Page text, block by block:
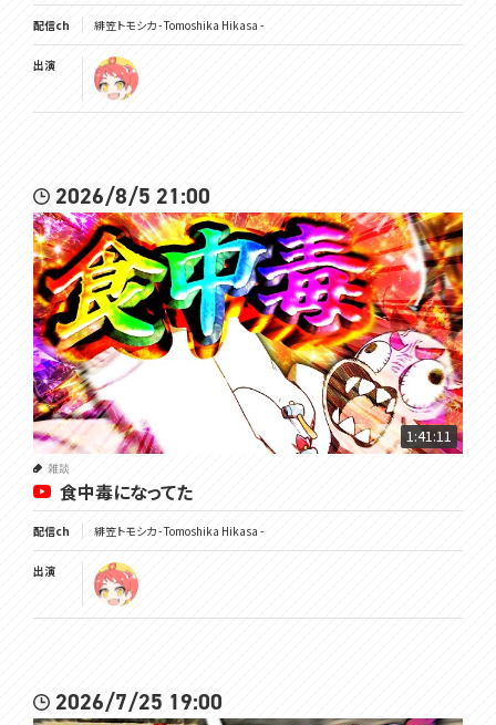
配信ch 緋笠トモシカ - Tomoshika Hikasa -
出演
2026/8/5 21:00
1:41:11
雑談
食中毒になってた
配信ch 緋笠トモシカ - Tomoshika Hikasa -
出演
2026/7/25 19:00